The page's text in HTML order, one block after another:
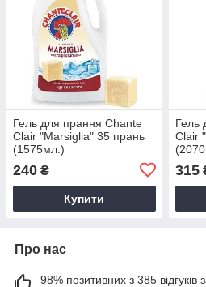
Гель для прання Chante
Clair "Marsiglia" 35 прань
(1575мл.)
240 ₴
Купити
Гель
Clair
315
Про нас
98% позитивних з 385 відгуків